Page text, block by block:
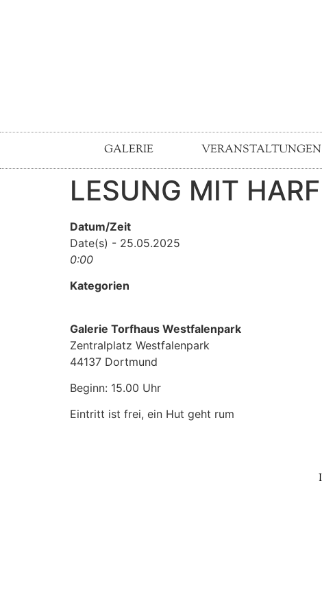
GALERIE VERANSTALTUNGEN
LESUNG MIT
Datum/Zeit
Date(s) - 25.05.2025
0:00
Kategorien
Galerie Torfhaus Westfalenpark
Zentralplatz Westfalenpark
44137 Dortmund
Beginn: 15.00 Uhr
Eintritt ist frei, ein Hut geht rum